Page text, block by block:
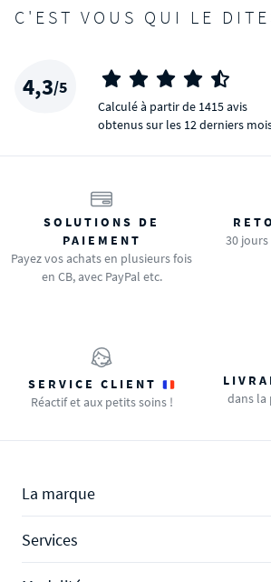
C'EST VOUS QUI LE
4,3/5
Calculé à partir de 1415 avis
obtenus sur les 12 derniers
SOLUTIONS DE
PAIEMENT
Payez vos achats en plusieurs fois
en CB, avec PayPal etc.
30
SERVICE CLIENT
Réactif et aux petits soins !
dans la
La marque
Services